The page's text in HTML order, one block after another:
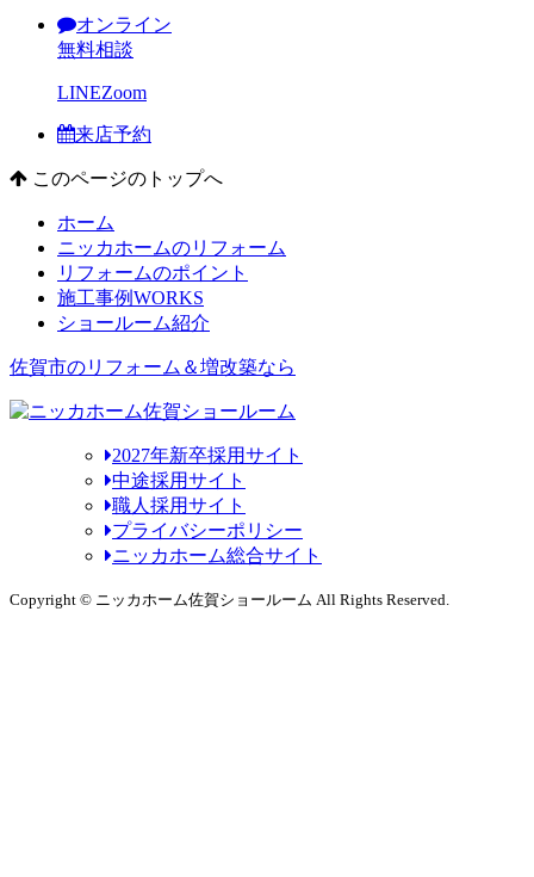
オンライン
無料相談
LINEZoom
来店予約
このページのトップへ
ホーム
ニッカホームのリフォーム
リフォームのポイント
施工事例WORKS
ショールーム紹介
佐賀市のリフォーム＆増改築なら
2027年新卒採用サイト
中途採用サイト
職人採用サイト
プライバシーポリシー
ニッカホーム総合サイト
Copyright © ニッカホーム佐賀ショールーム All Rights Reserved.